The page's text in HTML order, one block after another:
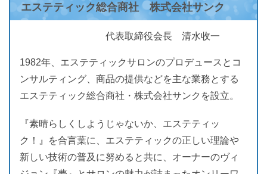
エステティック総合商社 株式会社サンク
代表取締役会長 清水收一
1982年、エステティックサロンのプロデュースとコ
ンサルティング、商品の提供などを主な業務とする
エステティック総合商社・株式会社サンクを設立。
『素晴らしくしようじゃないか、エステティッ
ク！』を合言葉に、エステティックの正しい理論や
新しい技術の普及に努めると共に、オーナーのヴィ